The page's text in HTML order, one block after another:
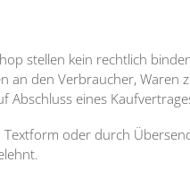
stellen kein rechtlich
den Verbraucher, Waren
eines
oder durch